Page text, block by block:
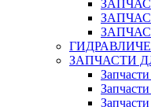
ЗАПЧАСТИ